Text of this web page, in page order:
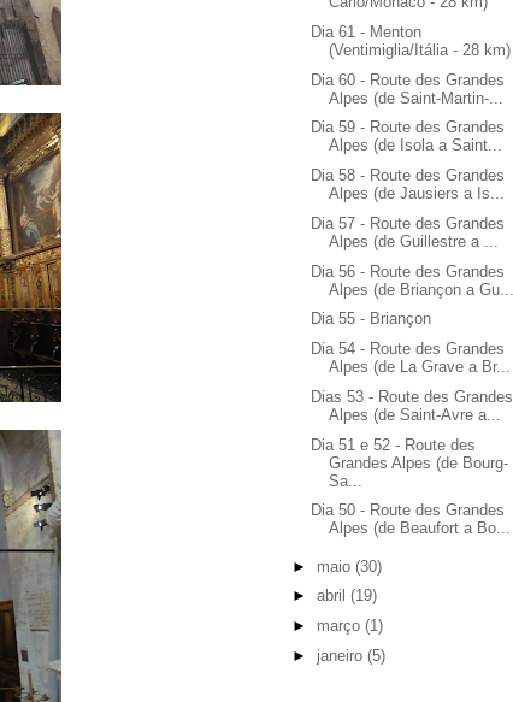
Dia 61 - Menton
(Ventimiglia/Itália - 28 km)
Dia 60 - Route des Grandes
Alpes (de Saint-Martin-...
Dia 59 - Route des Grandes
Alpes (de Isola a Saint...
Dia 58 - Route des Grandes
Alpes (de Jausiers a Is...
Dia 57 - Route des Grandes
Alpes (de Guillestre a ...
Dia 56 - Route des Grandes
Alpes (de Briançon a Gu...
Dia 55 - Briançon
Dia 54 - Route des Grandes
Alpes (de La Grave a Br...
Dias 53 - Route des Grandes
Alpes (de Saint-Avre a...
Dia 51 e 52 - Route des
Grandes Alpes (de Bourg-
Sa...
Dia 50 - Route des Grandes
Alpes (de Beaufort a Bo...
► maio (30)
► abril (19)
► março (1)
► janeiro (5)